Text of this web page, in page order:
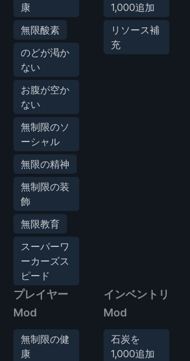
康
無限酸素
のどが渇か
ない
お腹が空か
ない
無制限のソ
ーシャル
無限の精神
無制限の装
飾
無限教育
スーパーワ
ーカーズス
ピード
1,000追加
リソース補
充
プレイヤー
Mod
無制限の健
康
インベントリ
Mod
石炭を
1,000追加